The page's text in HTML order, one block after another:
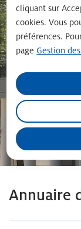
cliquant sur
cookies. Vous
préférences.
page Gestion
Annuaire